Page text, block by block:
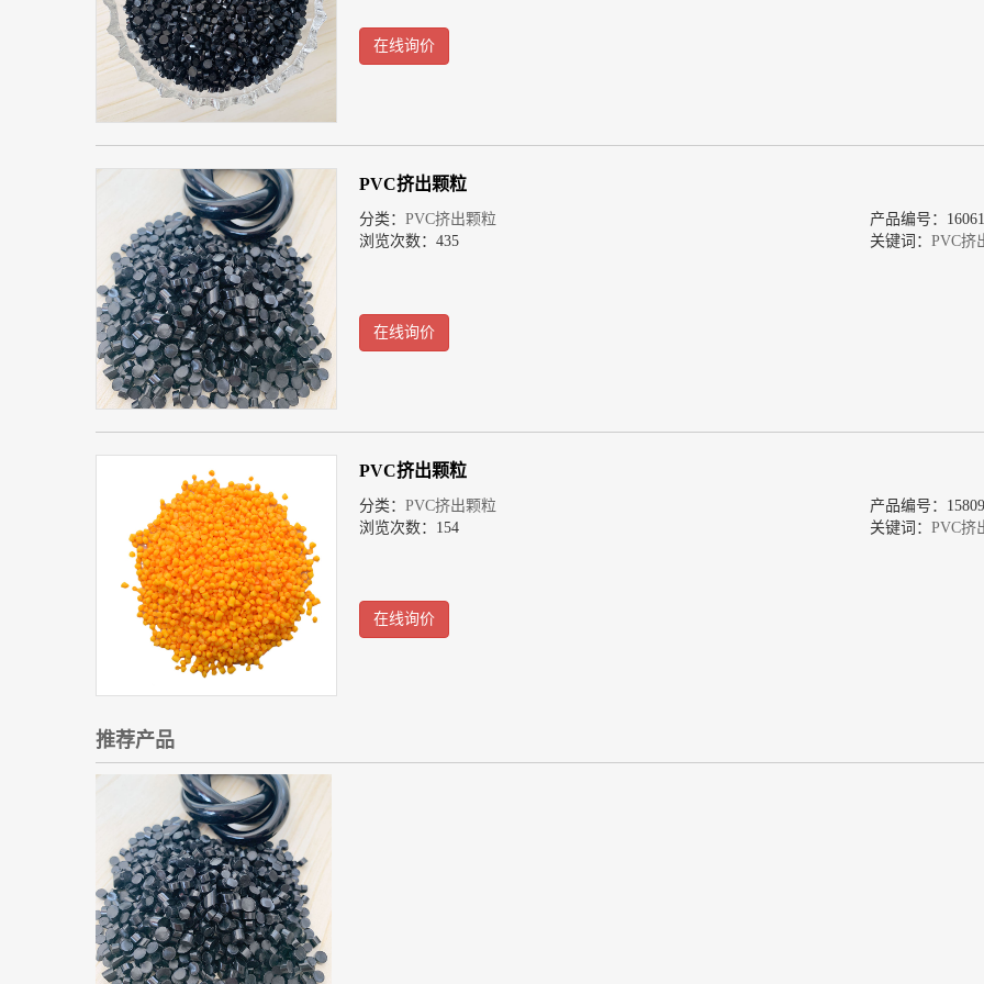
在线询价
PVC挤出颗粒
分类： PVC挤出颗粒
产品编号：
浏览次数：435
关键词： PVC挤
在线询价
PVC挤出颗粒
分类： PVC挤出颗粒
产品编号：
浏览次数：154
关键词： PVC挤
在线询价
推荐产品